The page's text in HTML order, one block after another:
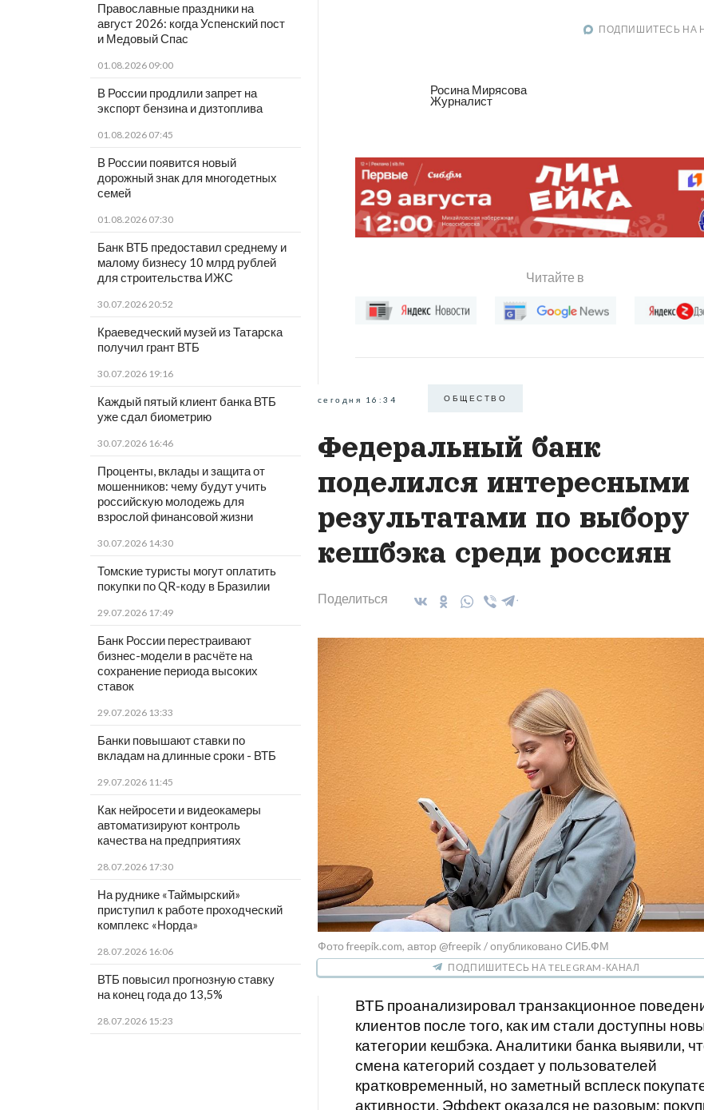
Православные праздники на
август 2026: когда Успенский пост
и Медовый Спас
01.08.2026 09:00
В России продлили запрет на
экспорт бензина и дизтоплива
01.08.2026 07:45
В России появится новый
дорожный знак для многодетных
семей
01.08.2026 07:30
Банк ВТБ предоставил среднему и
малому бизнесу 10 млрд рублей
для строительства ИЖС
30.07.2026 20:52
Краеведческий музей из Татарска
получил грант ВТБ
30.07.2026 19:16
Каждый пятый клиент банка ВТБ
уже сдал биометрию
30.07.2026 16:46
Проценты, вклады и защита от
мошенников: чему будут учить
российскую молодежь для
взрослой финансовой жизни
30.07.2026 14:30
Томские туристы могут оплатить
покупки по QR-коду в Бразилии
29.07.2026 17:49
Банк России перестраивают
бизнес-модели в расчёте на
сохранение периода высоких
ставок
29.07.2026 13:33
Банки повышают ставки по
вкладам на длинные сроки - ВТБ
29.07.2026 11:45
Как нейросети и видеокамеры
автоматизируют контроль
качества на предприятиях
28.07.2026 17:30
На руднике «Таймырский»
приступил к работе проходческий
комплекс «Норда»
28.07.2026 16:06
ВТБ повысил прогнозную ставку
на конец года до 13,5%
28.07.2026 15:23
ПОДПИШИТЕСЬ НА
Росина Мирясова
Журналист
Читайте в
сегодня 16:34 ОБЩЕСТВО
Федеральный банк
поделился интересными
результатами по выбору
кешбэка среди россиян
Поделиться
Фото freepik.com, автор @freepik / опубликовано СИБ.ФМ
ПОДПИШИТЕСЬ НА TELEGRAM-КАНАЛ
ВТБ проанализировал транзакционное
клиентов после того, как им стали доступны
категории кешбэка. Аналитики банка выявили,
смена категорий создает у пользователей
кратковременный, но заметный всплеск
активности. Эффект оказался не разовым: